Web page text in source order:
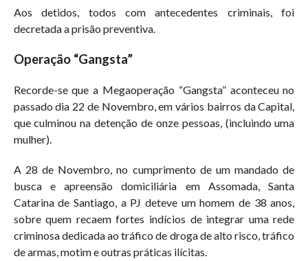
Aos detidos, todos com antecedentes criminais, foi
decretada a prisão preventiva.
Operação “Gangsta”
Recorde-se que a Megaoperação “Gangsta” aconteceu no
passado dia 22 de Novembro, em vários bairros da Capital,
que culminou na detenção de onze pessoas, (incluindo uma
mulher).
A 28 de Novembro, no cumprimento de um mandado de
busca e apreensão domiciliária em Assomada, Santa
Catarina de Santiago, a PJ deteve um homem de 38 anos,
sobre quem recaem fortes indícios de integrar uma rede
criminosa dedicada ao tráfico de droga de alto risco, tráfico
de armas, motim e outras práticas ilícitas.